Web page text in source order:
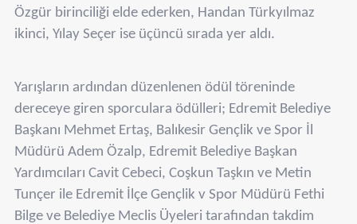
Özgür birinciliği elde ederken, Handan Türkyılmaz
ikinci, Yılay Seçer ise üçüncü sırada yer aldı.
Yarışların ardından düzenlenen ödül töreninde
dereceye giren sporculara ödülleri; Edremit Belediye
Başkanı Mehmet Ertaş, Balıkesir Gençlik ve Spor İl
Müdürü Adem Özalp, Edremit Belediye Başkan
Yardımcıları Cavit Cebeci, Coşkun Taşkın ve Metin
Tunçer ile Edremit İlçe Gençlik v Spor Müdürü Fethi
Bilge ve Belediye Meclis Üyeleri tarafından takdim